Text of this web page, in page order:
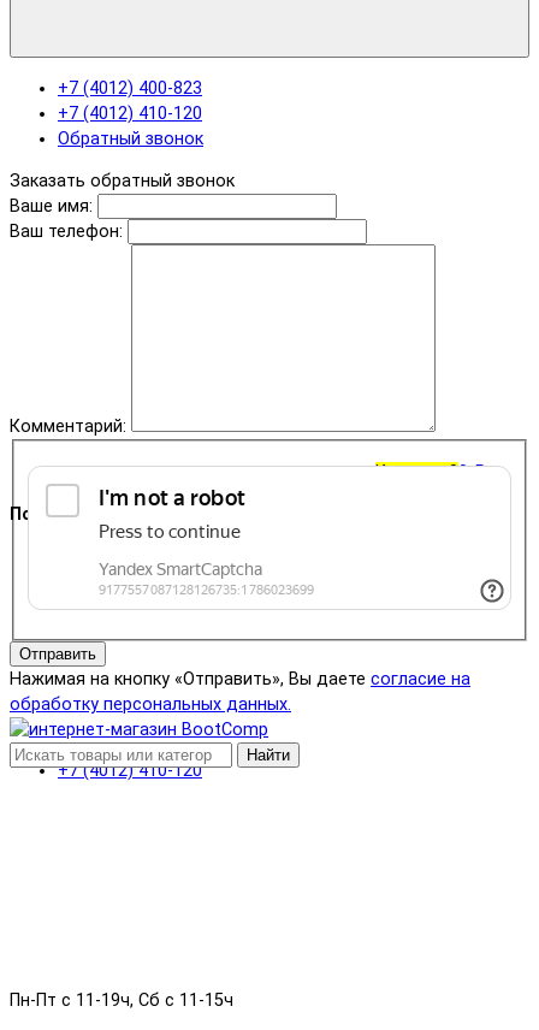
Корзина 00 ₽
Поддержка
+7 (4012) 410-120
Пн-Пт с 11-19ч, Сб с 11-15ч
+7 (4012) 400-823
+7 (4012) 410-120
Обратный звонок
Заказать обратный звонок
Ваше имя:
Ваш телефон:
Комментарий:
Отправить
Нажимая на кнопку «Отправить», Вы даете согласие на
обработку персональных данных.
Найти